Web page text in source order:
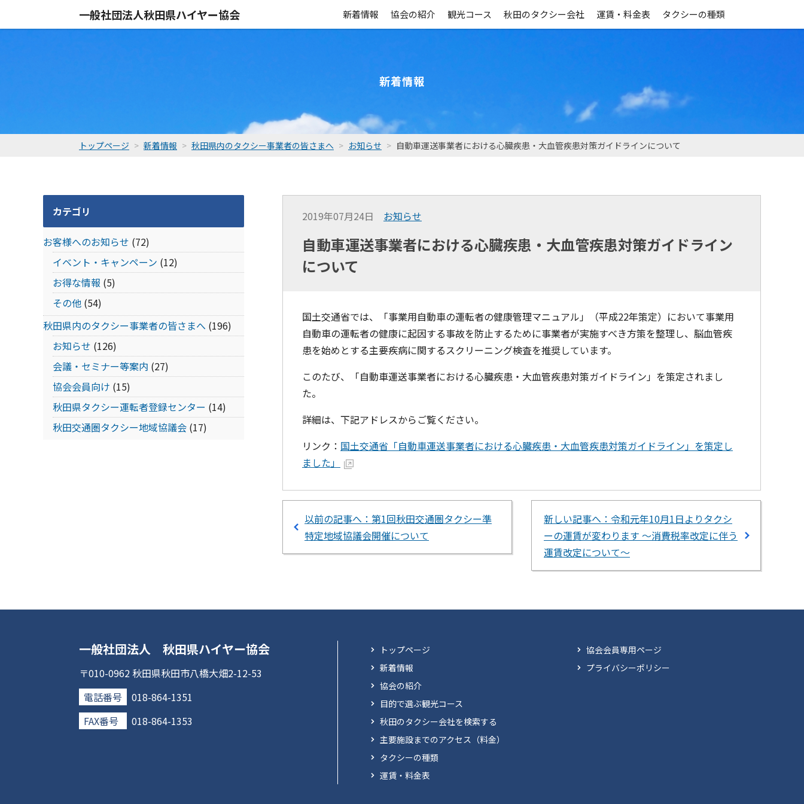
一般社団法人秋田県ハイヤー協会 新着情報 協会の紹介 観光コース 秋田のタクシー会社 運賃・料金表 タクシーの種類
新着情報
トップページ 新着情報 秋田県内のタクシー事業者の皆さまへ お知らせ 自動車運送事業者における心臓疾患・大血管疾患対策ガイドラインについて
2019年07月24日 お知らせ
自動車運送事業者における心臓疾患・大血管疾患対策ガイドライン
について
国土交通省では、「事業用自動車の運転者の健康管理マニュアル」（平成22年策定）において事業用
自動車の運転者の健康に起因する事故を防止するために事業者が実施すべき方策を整理し、脳血管疾
患を始めとする主要疾病に関するスクリーニング検査を推奨しています。
このたび、「自動車運送事業者における心臓疾患・大血管疾患対策ガイドライン」を策定されまし
た。
詳細は、下記アドレスからご覧ください。
リンク： 国土交通省「自動車運送事業者における心臓疾患・大血管疾患対策ガイドライン」を策定し
ました」
以前の記事へ：第1回秋田交通圏タクシー準
特定地域協議会開催について
新しい記事へ：令和元年10月1日よりタクシ
ーの運賃が変わります ～消費税率改定に伴う
運賃改定について～
カテゴリ
お客様へのお知らせ (72)
イベント・キャンペーン (12)
お得な情報 (5)
その他 (54)
秋田県内のタクシー事業者の皆さまへ (196)
お知らせ (126)
会議・セミナー等案内 (27)
協会会員向け (15)
秋田県タクシー運転者登録センター (14)
秋田交通圏タクシー地域協議会 (17)
一般社団法人 秋田県ハイヤー協会
〒010-0962 秋田県秋田市八橋大畑2-12-53
電話番号
018-864-1351
FAX番号
018-864-1353
トップページ
新着情報
協会の紹介
目的で選ぶ観光コース
秋田のタクシー会社を検索する
主要施設までのアクセス（料金）
タクシーの種類
運賃・料金表
協会会員専用ページ
プライバシーポリシー